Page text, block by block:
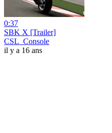
0:37
SBK X [Trailer]
CSL_Console
il y a 16 ans